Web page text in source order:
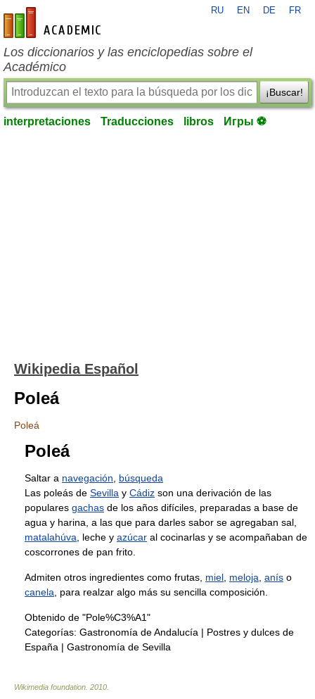
es-academic.com
RU EN DE FR
Los diccionarios y las enciclopedias sobre el
Académico
¡Buscar!
interpretaciones Traducciones libros Игры ⚽
Wikipedia Español
Poleá
Poleá
Poleá
Saltar a navegación
búsqueda
Las poleás de Sevilla y Cádiz son una derivación de las
populares gachas de los años difíciles, preparadas a base de
agua y harina, a las que para darles sabor se agregaban sal,
matalahúva , leche y azúcar al cocinarlas y se acompañaban de
coscorrones de pan frito.
Admiten otros ingredientes como frutas, miel meloja anís o
canela , para realzar algo más su sencilla composición.
Obtenido de "Pole%C3%A1"
Categorías: Gastronomía de Andalucía | Postres y dulces de
España | Gastronomía de Sevilla
Wikimedia foundation 2010